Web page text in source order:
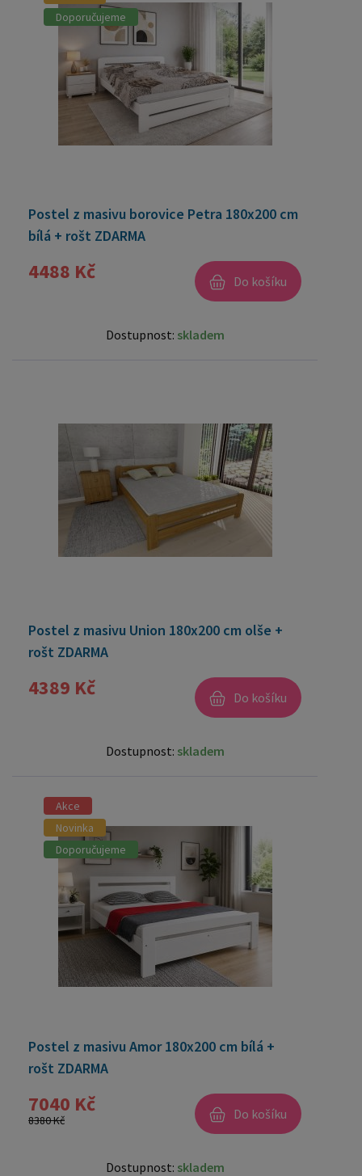
Doporučujeme
Postel z masivu borovice Petra 180x200 cm
bílá + rošt ZDARMA
4488 Kč Do košíku
Dostupnost: skladem
Postel z masivu Union 180x200 cm olše +
rošt ZDARMA
4389 Kč Do košíku
Dostupnost: skladem
Akce
Novinka
Doporučujeme
Postel z masivu Amor 180x200 cm bílá +
rošt ZDARMA
7040 Kč
8380 Kč Do košíku
Dostupnost: skladem